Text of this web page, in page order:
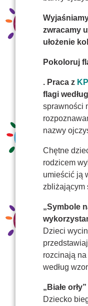
zwracamy
ułożenie
Pokoloruj
. Praca z
flagi
sprawności
nazwy
Chętne
rodzicem
umieścić ją
zbliżającym
„Symbole
Dzieci
rozcinają na
według
„Białe
Dziecko